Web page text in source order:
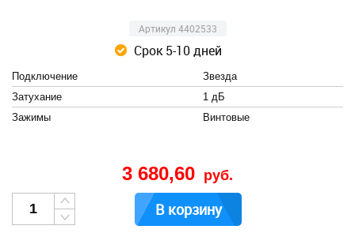
Артикул 4402533
Срок 5-10 дней
Подключение
Звезда
Затухание
1 дБ
Зажимы
Винтовые
3 680,60 руб.
В корзину